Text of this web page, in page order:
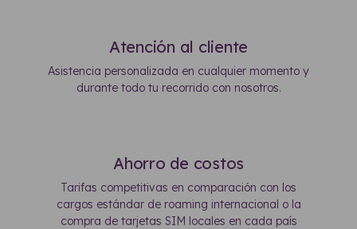
Atención al cliente
Asistencia personalizada en cualquier momento y
durante todo tu recorrido con nosotros.
Ahorro de costos
Tarifas competitivas en comparación con los
cargos estándar de roaming internacional o la
compra de tarjetas SIM locales en cada país